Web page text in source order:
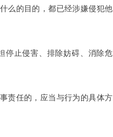
么的目的，都已经涉嫌侵犯他
停止侵害、排除妨碍、消除危
责任的，应当与行为的具体方